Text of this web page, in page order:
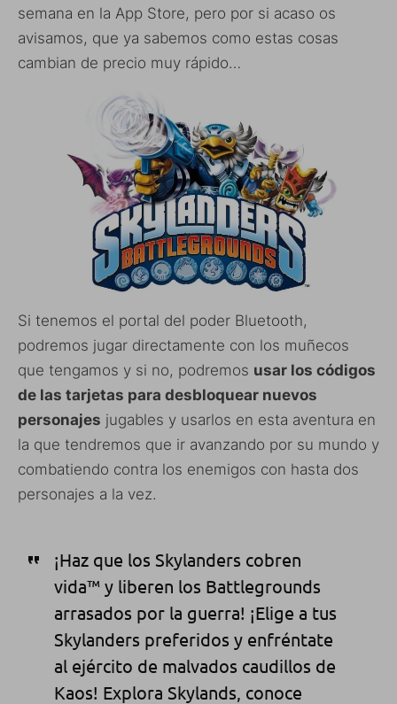
semana en la App Store, pero por si acaso os
avisamos, que ya sabemos como estas cosas
cambian de precio muy rápido…
Si tenemos el portal del poder Bluetooth,
podremos jugar directamente con los muñecos
que tengamos y si no, podremos usar los códigos
de las tarjetas para desbloquear nuevos
personajes jugables y usarlos en esta aventura en
la que tendremos que ir avanzando por su mundo y
combatiendo contra los enemigos con hasta dos
personajes a la vez.
¡Haz que los Skylanders cobren
vida™ y liberen los Battlegrounds
arrasados por la guerra! ¡Elige a tus
Skylanders preferidos y enfréntate
al ejército de malvados caudillos de
Kaos! Explora Skylands, conoce